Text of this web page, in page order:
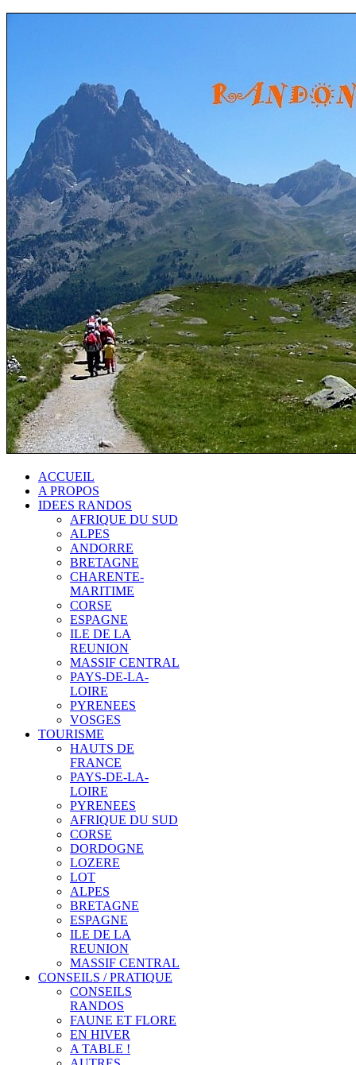
ACCUEIL
A PROPOS
IDEES RANDOS
AFRIQUE DU SUD
ALPES
ANDORRE
BRETAGNE
CHARENTE-
MARITIME
CORSE
ESPAGNE
ILE DE LA
REUNION
MASSIF CENTRAL
PAYS-DE-LA-
LOIRE
PYRENEES
VOSGES
TOURISME
HAUTS DE
FRANCE
PAYS-DE-LA-
LOIRE
PYRENEES
AFRIQUE DU SUD
CORSE
DORDOGNE
LOZERE
LOT
ALPES
BRETAGNE
ESPAGNE
ILE DE LA
REUNION
MASSIF CENTRAL
CONSEILS / PRATIQUE
CONSEILS
RANDOS
FAUNE ET FLORE
EN HIVER
A TABLE !